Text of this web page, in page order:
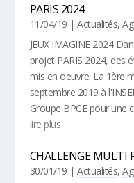
PARIS 2024
11/04/19 |Actualités,
JEUX IMAGINE 2024
projet PARIS 2024, des
mis en oeuvre. La 1ère
septembre 2019 à
Groupe BPCE pour une
lire plus
CHALLENGE MULTI
30/01/19 |Actualités,